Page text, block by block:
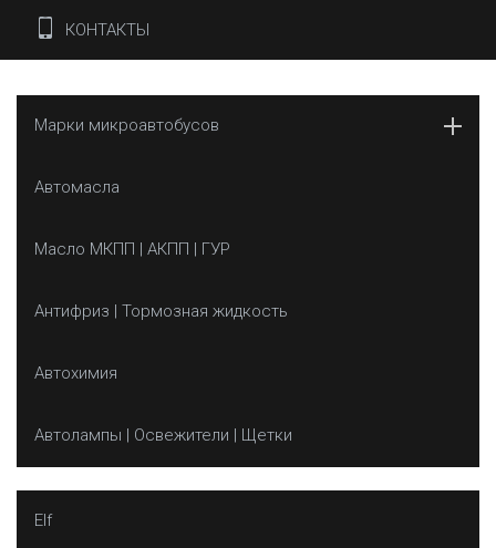
КОНТАКТЫ
Марки микроавтобусов
Автомасла
Масло МКПП | АКПП | ГУР
Антифриз | Тормозная жидкость
Автохимия
Автолампы | Освежители | Щетки
Elf